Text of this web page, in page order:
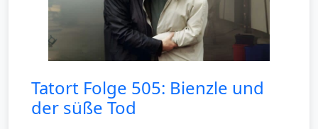
Tatort Folge 505: Bienzle und
der süße Tod